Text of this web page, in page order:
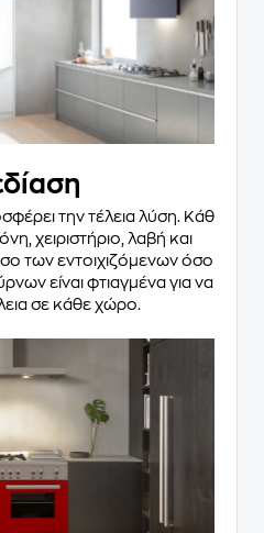
την τέλεια λύση. Κάθε
χειριστήριο, λαβή και
των εντοιχιζόμενων όσο
είναι φτιαγμένα για να
σε κάθε χώρο.